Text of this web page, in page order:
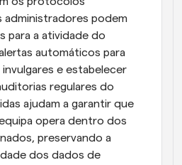
administradores podem
para a atividade do
automáticos para
e estabelecer
regulares do
ajudam a garantir que
opera dentro dos
preservando a
dos dados de